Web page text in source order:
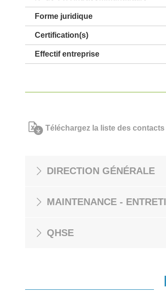
Forme juridique
Certification(s)
Effectif entreprise
Téléchargez la liste des contacts
DIRECTION GÉNÉRALE
MAINTENANCE -
QHSE